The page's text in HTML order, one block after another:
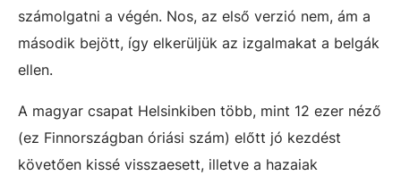
számolgatni a végén. Nos, az első verzió nem, ám a
második bejött, így elkerüljük az izgalmakat a belgák
ellen.
A magyar csapat Helsinkiben több, mint 12 ezer néző
(ez Finnországban óriási szám) előtt jó kezdést
követően kissé visszaesett, illetve a hazaiak